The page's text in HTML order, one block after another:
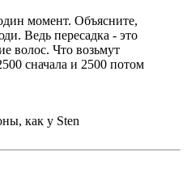
момент. Объясните,
Ведь пересадка - это
волос. Что возьмут
сначала и 2500 потом
как у Sten